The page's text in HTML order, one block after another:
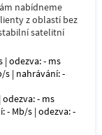
nabídneme
z oblastí bez
satelitní
| odezva: - ms
s | nahrávání: -
- ms
- Mb/s | odezva: -